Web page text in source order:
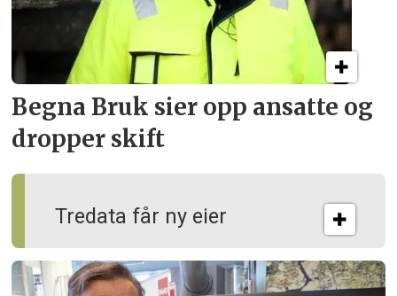
Tredata får ny eier
Begna Bruk sier opp ansatte og
dropper skift